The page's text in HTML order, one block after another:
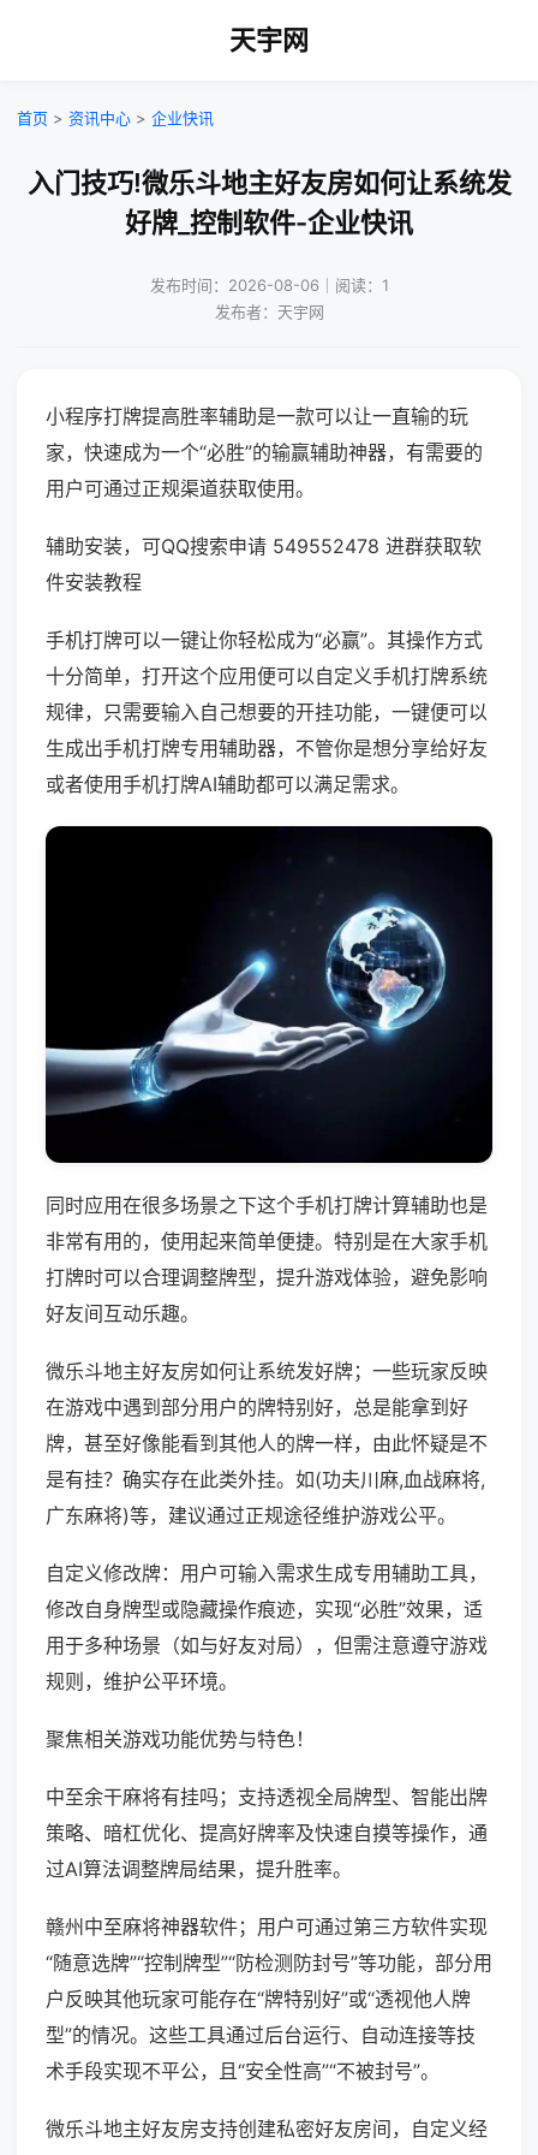
天宇网
首页 > 资讯中心 > 企业快讯
入门技巧!微乐斗地主好友房如何让系统发
好牌_控制软件-企业快讯
发布时间：2026-08-06｜阅读：1
发布者：天宇网
小程序打牌提高胜率辅助是一款可以让一直输的玩
家，快速成为一个“必胜”的输赢辅助神器，有需要的
用户可通过正规渠道获取使用。
辅助安装，可QQ搜索申请 549552478 进群获取软
件安装教程
手机打牌可以一键让你轻松成为“必赢”。其操作方式
十分简单，打开这个应用便可以自定义手机打牌系统
规律，只需要输入自己想要的开挂功能，一键便可以
生成出手机打牌专用辅助器，不管你是想分享给好友
或者使用手机打牌AI辅助都可以满足需求。
同时应用在很多场景之下这个手机打牌计算辅助也是
非常有用的，使用起来简单便捷。特别是在大家手机
打牌时可以合理调整牌型，提升游戏体验，避免影响
好友间互动乐趣。
微乐斗地主好友房如何让系统发好牌；一些玩家反映
在游戏中遇到部分用户的牌特别好，总是能拿到好
牌，甚至好像能看到其他人的牌一样，由此怀疑是不
是有挂？确实存在此类外挂。如(功夫川麻,血战麻将,
广东麻将)等，建议通过正规途径维护游戏公平。
自定义修改牌：用户可输入需求生成专用辅助工具，
修改自身牌型或隐藏操作痕迹，实现“必胜”效果，适
用于多种场景（如与好友对局），但需注意遵守游戏
规则，维护公平环境。
聚焦相关游戏功能优势与特色！
中至余干麻将有挂吗；支持透视全局牌型、智能出牌
策略、暗杠优化、提高好牌率及快速自摸等操作，通
过AI算法调整牌局结果，提升胜率。
赣州中至麻将神器软件；用户可通过第三方软件实现
“随意选牌”“控制牌型”“防检测防封号”等功能，部分用
户反映其他玩家可能存在“牌特别好”或“透视他人牌
型”的情况。这些工具通过后台运行、自动连接等技
术手段实现不平公，且“安全性高”“不被封号”。
微乐斗地主好友房支持创建私密好友房间，自定义经